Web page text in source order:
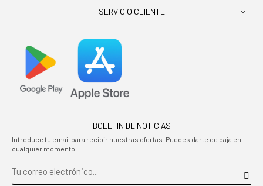
SERVICIO CLIENTE 
BOLETIN DE NOTICIAS
Introduce tu email para recibir nuestras ofertas. Puedes darte de baja en
cualquier momento.